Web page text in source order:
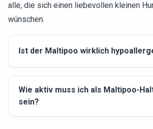
alle, die sich einen liebevollen kleinen
wünschen.
Ist der Maltipoo wirklich
Wie aktiv muss ich als Maltipoo-
sein?